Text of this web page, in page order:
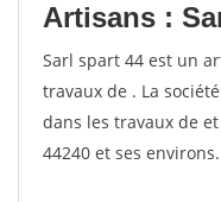
Artisans :
Sarl spart 44 est un
travaux de . La
dans les travaux de
44240 et ses environs.